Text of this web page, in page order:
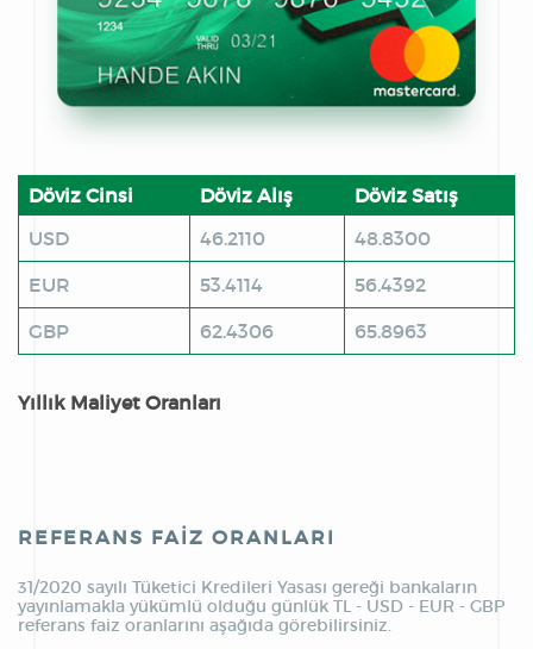
Döviz Cinsi Döviz Alış
Döviz Satış
USD
46.2110
48.8300
EUR
53.4114
56.4392
GBP
62.4306 65.8963
Yıllık Maliyet Oranları
REFERANS FAİZ ORANLARI
31/2020 sayılı Tüketici Kredileri Yasası gereği bankaların
yayınlamakla yükümlü olduğu günlük TL - USD - EUR - GBP
referans faiz oranlarını aşağıda görebilirsiniz.